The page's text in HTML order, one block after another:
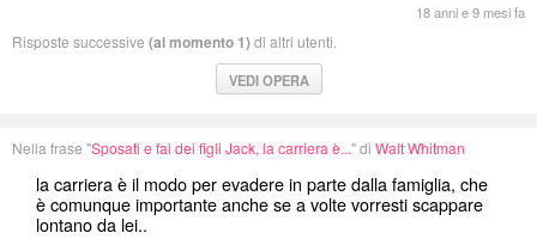
18 anni e 9 mesi fa
Risposte successive (al momento 1)di altri utenti.
VEDI OPERA
Nella frase "Sposati e fai dei figli Jack, la carriera è..." di Walt Whitman
la carriera è il modo per evadere in parte dalla famiglia, che
è comunque importante anche se a volte vorresti scappare
lontano da lei..